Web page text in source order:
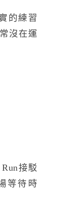
的練習
沒在運
接駁
等待時